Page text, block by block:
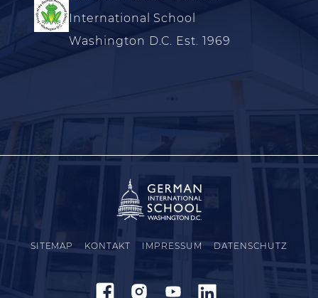
International School
Washington D.C. Est. 1969
SITEMAP KONTAKT IMPRESSUM DATENSCHUTZ